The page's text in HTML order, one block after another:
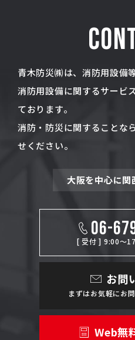
青木防災㈱は、消防用設備
消防用設備に関するサービ
ております。
消防・防災に関することな
せください。
大阪を中心に関
06-
[ 受付 ] 9:00～
お問
まずはお気軽にお
Web無